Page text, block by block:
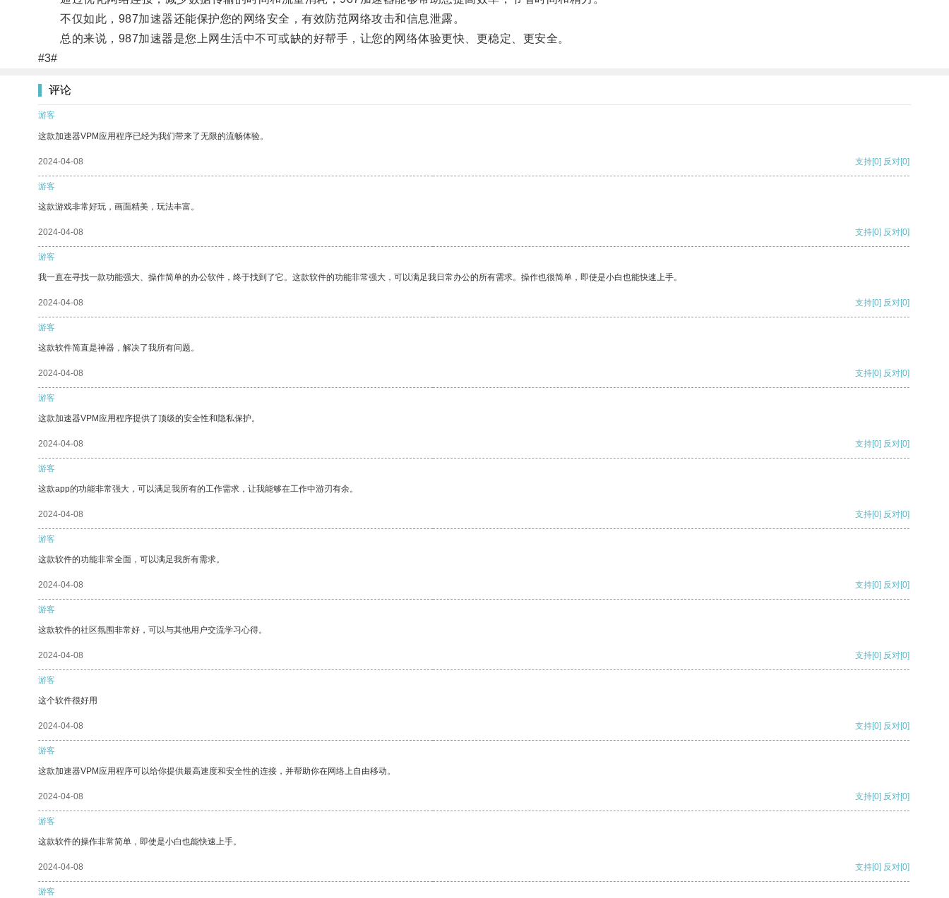
不仅如此，987加速器还能保护您的网络安全，有效防范网络攻击和信息泄露。
总的来说，987加速器是您上网生活中不可或缺的好帮手，让您的网络体验更快、更稳定、更安全。
#3#
评论
游客
这款加速器VPM应用程序已经为我们带来了无限的流畅体验。
2024-04-08 支持[0] 反对[0]
游客
这款游戏非常好玩，画面精美，玩法丰富。
2024-04-08 支持[0] 反对[0]
游客
我一直在寻找一款功能强大、操作简单的办公软件，终于找到了它。这款软件的功能非常强大，可以满足我日常办公的所有需求。操作也很简单，即使是小白也能快速上手。
2024-04-08 支持[0] 反对[0]
游客
这款软件简直是神器，解决了我所有问题。
2024-04-08 支持[0] 反对[0]
游客
这款加速器VPM应用程序提供了顶级的安全性和隐私保护。
2024-04-08 支持[0] 反对[0]
游客
这款app的功能非常强大，可以满足我所有的工作需求，让我能够在工作中游刃有余。
2024-04-08 支持[0] 反对[0]
游客
这款软件的功能非常全面，可以满足我所有需求。
2024-04-08 支持[0] 反对[0]
游客
这款软件的社区氛围非常好，可以与其他用户交流学习心得。
2024-04-08 支持[0] 反对[0]
游客
这个软件很好用
2024-04-08 支持[0] 反对[0]
游客
这款加速器VPM应用程序可以给你提供最高速度和安全性的连接，并帮助你在网络上自由移动。
2024-04-08 支持[0] 反对[0]
游客
这款软件的操作非常简单，即使是小白也能快速上手。
2024-04-08 支持[0] 反对[0]
游客